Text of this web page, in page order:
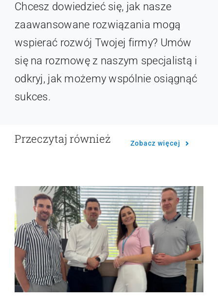
Chcesz dowiedzieć się, jak nasze
zaawansowane rozwiązania mogą
wspierać rozwój Twojej firmy? Umów
się na rozmowę z naszym specjalistą i
odkryj, jak możemy wspólnie osiągnąć
sukces.
Przeczytaj również Zobacz więcej